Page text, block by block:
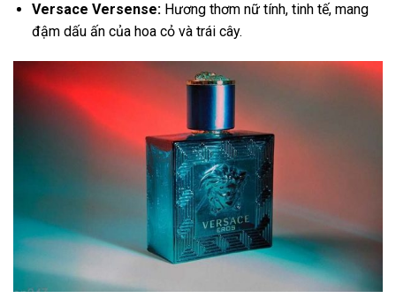
Versace Versense:Hương thơm nữ tính, tinh tế, mang
đậm dấu ấn của hoa cỏ và trái cây.